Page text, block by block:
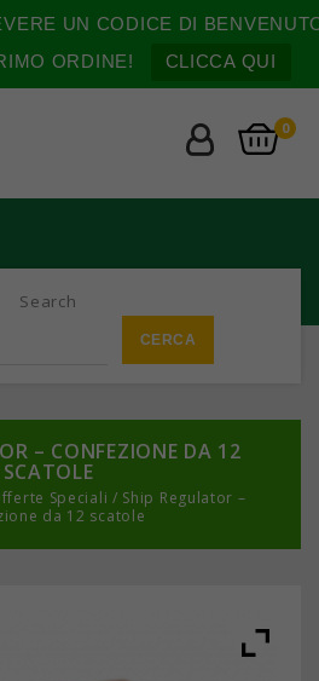
UN CODICE DI
ORDINE!
CLICCA QUI
0
Search
– CONFEZIONE DA 12
SCATOLE
Speciali / Ship Regulator –
da 12 scatole